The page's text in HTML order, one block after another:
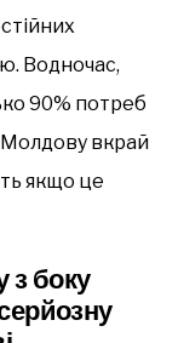
Водночас,
90% потреб
Молдову вкрай
якщо це
з боку